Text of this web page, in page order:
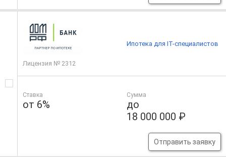
Лицензия № 2312
Ставка
от 6%
Сумма
до
18 000 000 ₽
Отправить заявку
Ипотека для IT-специалистов